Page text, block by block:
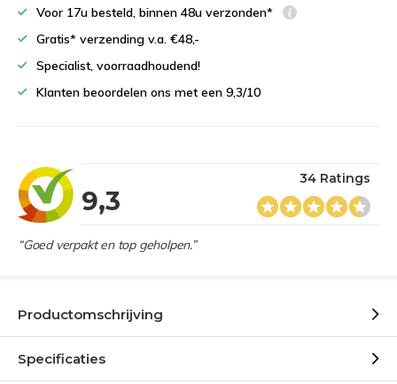
Voor 17u besteld, binnen 48u verzonden*
Gratis* verzending v.a. €48,-
Specialist, voorraadhoudend!
Klanten beoordelen ons met een 9,3/10
9,3
34 Ratings
“Goed verpakt en top geholpen.”
Productomschrijving
Specificaties